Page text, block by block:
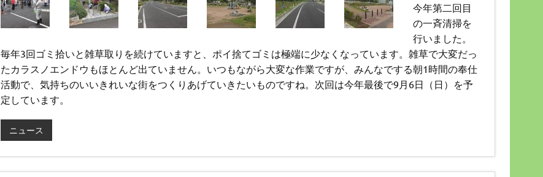
今年第二回目
の一斉清掃を
行いました。
毎年3回ゴミ拾いと雑草取りを続けていますと、ポイ捨てゴミは極端に少なくなっています。雑草で大変だっ
たカラスノエンドウもほとんど出ていません。いつもながら大変な作業ですが、みんなでする朝1時間の奉仕
活動で、気持ちのいいきれいな街をつくりあげていきたいものですね。次回は今年最後で9月6日（日）を予
定しています。
ニュース